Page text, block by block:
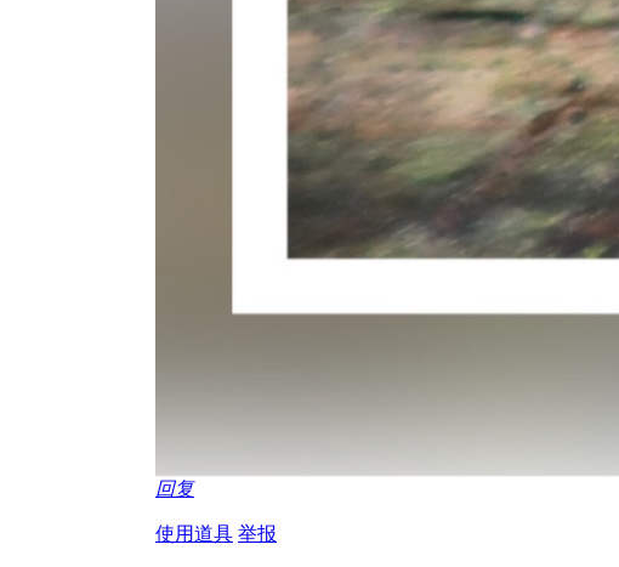
回复
使用道具 举报